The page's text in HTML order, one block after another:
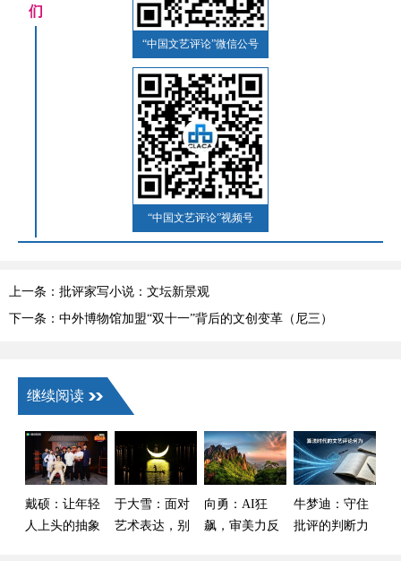
们
“中国文艺评论”微信公号
“中国文艺评论”视频号
上一条：批评家写小说：文坛新景观
下一条：中外博物馆加盟“双十一”背后的文创变革（尼三）
继续阅读
戴硕：让年轻
人上头的抽象
于大雪：面对
艺术表达，别
向勇：AI狂
飙，审美力反
牛梦迪：守住
批评的判断力